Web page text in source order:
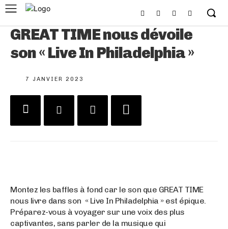
GREAT TIME nous dévoile
son « Live In Philadelphia »
7 JANVIER 2023
Montez les baffles à fond car le son que GREAT TIME
nous livre dans son « Live In Philadelphia » est épique.
Préparez-vous à voyager sur une voix des plus
captivantes, sans parler de la musique qui